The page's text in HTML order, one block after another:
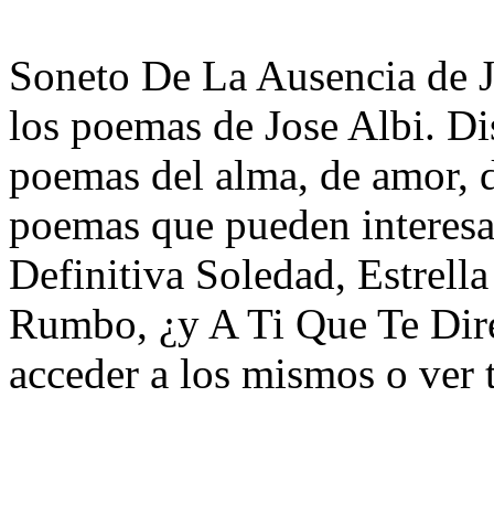
Soneto De La Ausencia de
los poemas de Jose Albi.
poemas del alma, de
poemas que pueden
Definitiva Soledad,
Rumbo, ¿y A Ti Que Te
acceder a los mismos o